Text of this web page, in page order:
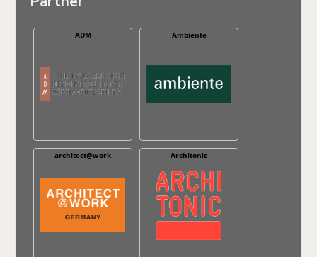
ADM Ambiente
architect@work Architonic